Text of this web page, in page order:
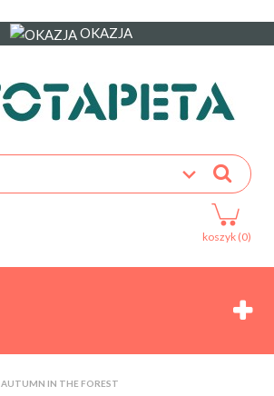
OKAZJA
koszyk (0)
>AUTUMN IN THE FOREST